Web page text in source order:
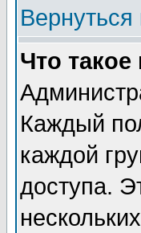
Вернуться
Что
Каждый
каждой
доступа.